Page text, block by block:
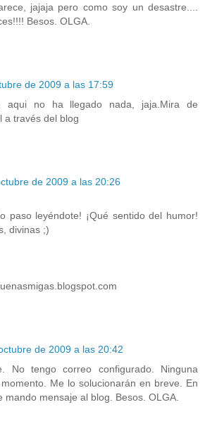
jajaja pero como soy un desastre....
Besos. OLGA.
de 2009 a las 17:59
aqui no ha llegado nada, jaja.Mira de
a través del blog
de 2009 a las 20:26
paso leyéndote! ¡Qué sentido del humor!
divinas ;)
de 2009 a las 20:42
No tengo correo configurado. Ninguna
Me lo solucionarán en breve. En
mando mensaje al blog. Besos. OLGA.